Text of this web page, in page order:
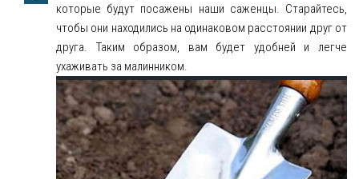
которые будут посажены наши саженцы. Старайтесь,
чтобы они находились на одинаковом расстоянии друг от
друга. Таким образом, вам будет удобней и легче
ухаживать за малинником.